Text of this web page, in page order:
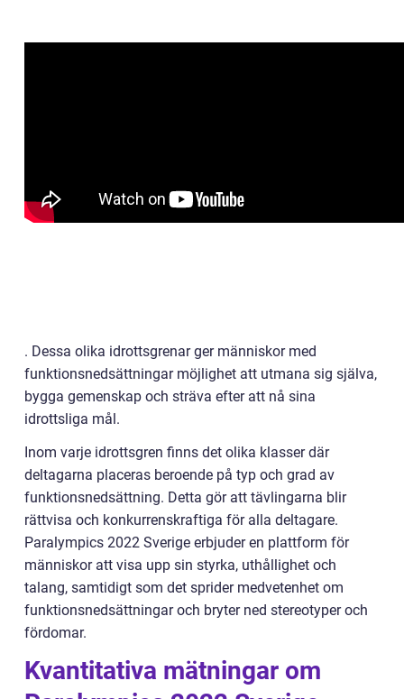
. Dessa olika idrottsgrenar ger människor med
funktionsnedsättningar möjlighet att utmana sig själva,
bygga gemenskap och sträva efter att nå sina
idrottsliga mål.
Inom varje idrottsgren finns det olika klasser där
deltagarna placeras beroende på typ och grad av
funktionsnedsättning. Detta gör att tävlingarna blir
rättvisa och konkurrenskraftiga för alla deltagare.
Paralympics 2022 Sverige erbjuder en plattform för
människor att visa upp sin styrka, uthållighet och
talang, samtidigt som det sprider medvetenhet om
funktionsnedsättningar och bryter ned stereotyper och
fördomar.
Kvantitativa mätningar om